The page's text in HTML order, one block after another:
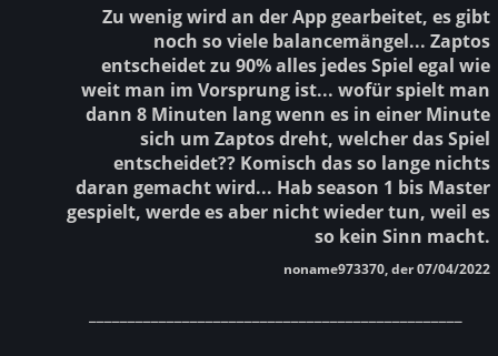
Zu wenig wird an der App gearbeitet, es gibt
noch so viele balancemängel... Zaptos
entscheidet zu 90% alles jedes Spiel egal wie
weit man im Vorsprung ist... wofür spielt man
dann 8 Minuten lang wenn es in einer Minute
sich um Zaptos dreht, welcher das Spiel
entscheidet?? Komisch das so lange nichts
daran gemacht wird... Hab season 1 bis Master
gespielt, werde es aber nicht wieder tun, weil es
so kein Sinn macht.
noname973370, der 07/04/2022